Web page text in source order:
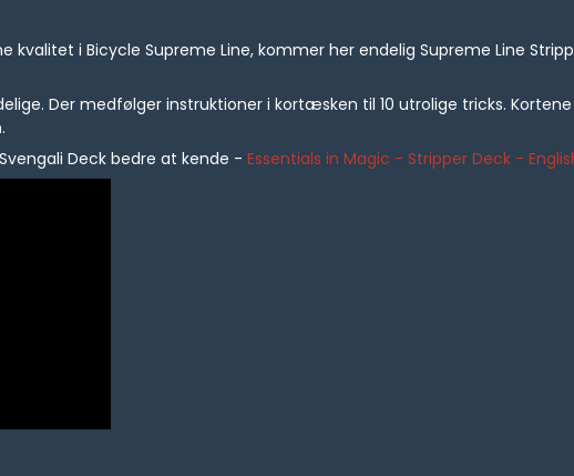
i Bicycle Supreme Line, kommer her endelig Supreme Line
Der medfølger instruktioner i kortæsken til 10 utrolige tricks.
Deck bedre at kende -Essentials in Magic - Stripper Deck -